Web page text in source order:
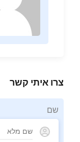
צרו איתי קשר
שם